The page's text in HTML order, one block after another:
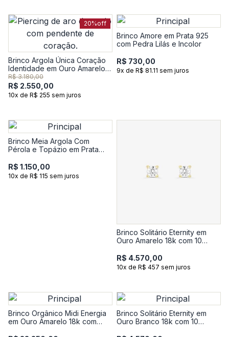
20%off
Brinco Argola Única Coração
Identidade em Ouro Amarelo
18k
R$ 3.180,00
R$ 2.550,00
10x de R$ 255 sem juros
Brinco Amore em Prata 925
com Pedra Lilás e Incolor
R$ 730,00
9x de R$ 81.11 sem juros
Brinco Meia Argola Com
Pérola e Topázio em Prata
R$ 1.150,00
10x de R$ 115 sem juros
Brinco Solitário Eternity em
Ouro Amarelo 18k com 10
R$ 4.570,00
10x de R$ 457 sem juros
Brinco Orgânico Midi Energia
em Ouro Amarelo 18k com
Brinco Solitário Eternity em
Ouro Branco 18k com 10